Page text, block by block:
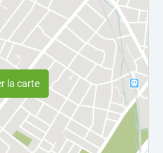
la carte